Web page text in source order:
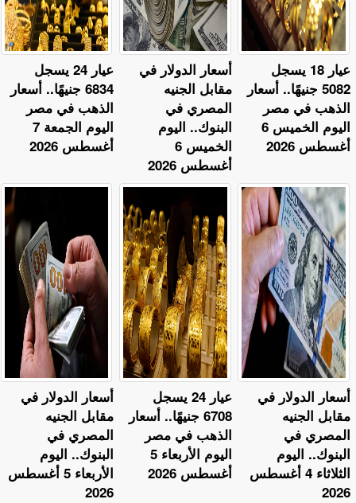
عيار 24 يسجل
6834 جنيهًا.. أسعار
الذهب في مصر
اليوم الجمعة 7
أغسطس 2026
أسعار الدولار في
مقابل الجنيه
المصري في
البنوك.. اليوم
الخميس 6
أغسطس 2026
عيار 18 يسجل
5082 جنيهًا.. أسعار
الذهب في مصر
اليوم الخميس 6
أغسطس 2026
أسعار الدولار في
مقابل الجنيه
المصري في
البنوك.. اليوم
الأربعاء 5 أغسطس
2026
عيار 24 يسجل
6708 جنيهًا.. أسعار
الذهب في مصر
اليوم الأربعاء 5
أغسطس 2026
أسعار الدولار في
مقابل الجنيه
المصري في
البنوك.. اليوم
الثلاثاء 4 أغسطس
2026